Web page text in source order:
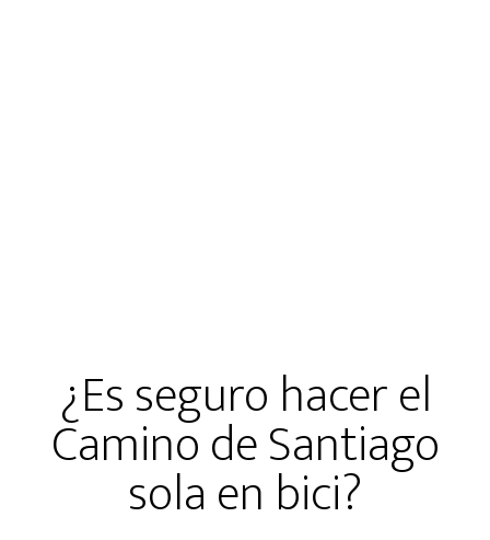
¿Es seguro hacer el
Camino de Santiago
sola en bici?